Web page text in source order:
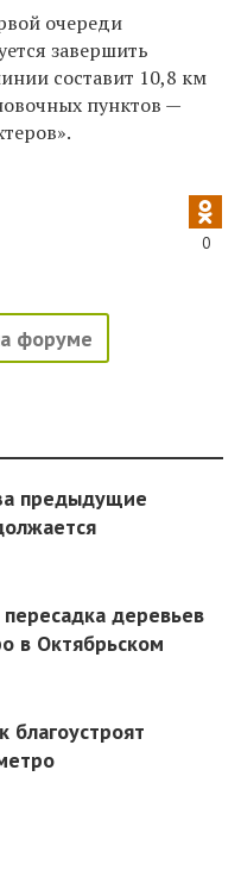
очереди
завершить
составит 10,8 км
пунктов —
0
форуме
предыдущие
деревьев
в Октябрьском
благоустроят